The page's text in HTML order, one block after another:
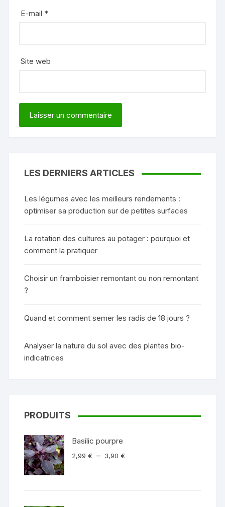
E-mail *
Site web
LES DERNIERS ARTICLES
Les légumes avec les meilleurs rendements :
optimiser sa production sur de petites surfaces
La rotation des cultures au potager : pourquoi et
comment la pratiquer
Choisir un framboisier remontant ou non remontant
?
Quand et comment semer les radis de 18 jours ?
Analyser la nature du sol avec des plantes bio-
indicatrices
PRODUITS
Basilic pourpre
2,99€ – 3,90€